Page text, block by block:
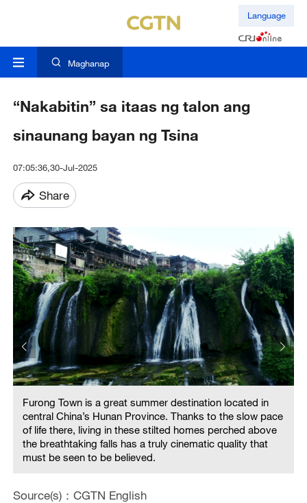
Language
Maghanap
“Nakabitin” sa itaas ng talon ang
sinaunang bayan ng Tsina
07:05:36,30-Jul-2025
Share
Furong Town is a great summer destination located in
central China’s Hunan Province. Thanks to the slow pace
of life there, living in these stilted homes perched above
the breathtaking falls has a truly cinematic quality that
must be seen to be believed.
Source(s)：CGTN English